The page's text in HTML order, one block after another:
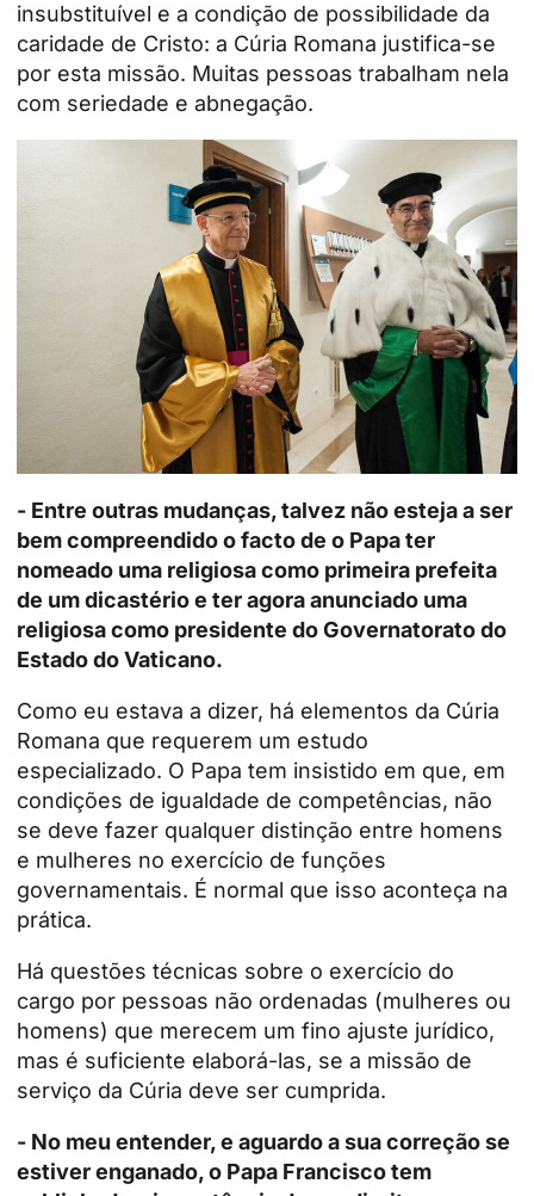
insubstituível e a condição de possibilidade da
caridade de Cristo: a Cúria Romana justifica-se
por esta missão. Muitas pessoas trabalham nela
com seriedade e abnegação.
- Entre outras mudanças, talvez não esteja a ser
bem compreendido o facto de o Papa ter
nomeado uma religiosa como primeira prefeita
de um dicastério e ter agora anunciado uma
religiosa como presidente do Governatorato do
Estado do Vaticano.
Como eu estava a dizer, há elementos da Cúria
Romana que requerem um estudo
especializado. O Papa tem insistido em que, em
condições de igualdade de competências, não
se deve fazer qualquer distinção entre homens
e mulheres no exercício de funções
governamentais. É normal que isso aconteça na
prática.
Há questões técnicas sobre o exercício do
cargo por pessoas não ordenadas (mulheres ou
homens) que merecem um fino ajuste jurídico,
mas é suficiente elaborá-las, se a missão de
serviço da Cúria deve ser cumprida.
- No meu entender, e aguardo a sua correção se
estiver enganado, o Papa Francisco tem